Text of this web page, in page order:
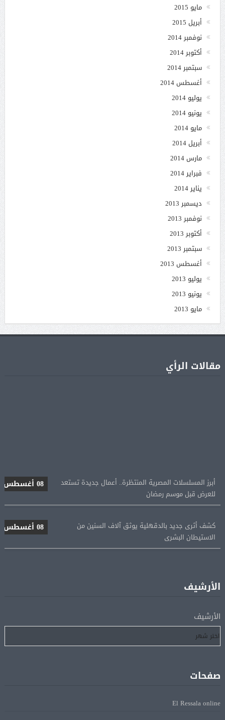
مايو 2015
أبريل 2015
نوفمبر 2014
أكتوبر 2014
سبتمبر 2014
أغسطس 2014
يوليو 2014
يونيو 2014
مايو 2014
أبريل 2014
مارس 2014
فبراير 2014
يناير 2014
ديسمبر 2013
نوفمبر 2013
أكتوبر 2013
سبتمبر 2013
أغسطس 2013
يوليو 2013
يونيو 2013
مايو 2013
مقالات الرأي
للعرض قبل موسم رمضان
كشف أثرى جديد بالدقهلية يوثق آلاف السنين من
الاستيطان البشرى
اتحاد الكرة يطلب استضافة أمم إفريقيا تحت 23 عامًا
إسبانيا تعيد فرض الرقابة على حدودها مع إيطاليا وسط
فانس: سنواصل الضغط على إيران.. ونعمل على مسار آمن
للسفن فى هرمز
الرئيس الإيرانى: الظروف الراهنة فرصة للتوصل إلى اتفاق
الأرشيف
الأرشيف
صفحات
El Ressala online